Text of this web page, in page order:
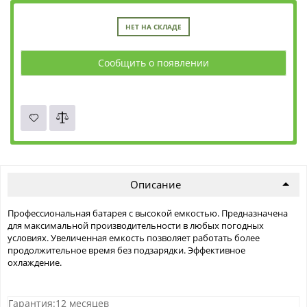
НЕТ НА СКЛАДЕ
Сообщить о появлении
Описание
Профессиональная батарея с высокой емкостью. Предназначена
для максимальной производительности в любых погодных
условиях. Увеличенная емкость позволяет работать более
продолжительное время без подзарядки. Эффективное
охлаждение.
Гарантия:12 месяцев